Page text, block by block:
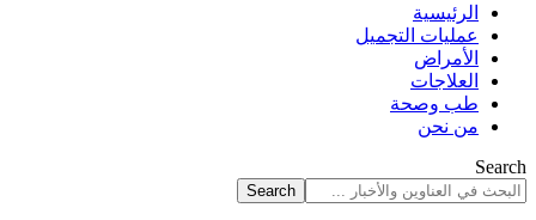
الرئيسية
عمليات التجميل
الأمراض
العلاجات
طب وصحة
من نحن
Search